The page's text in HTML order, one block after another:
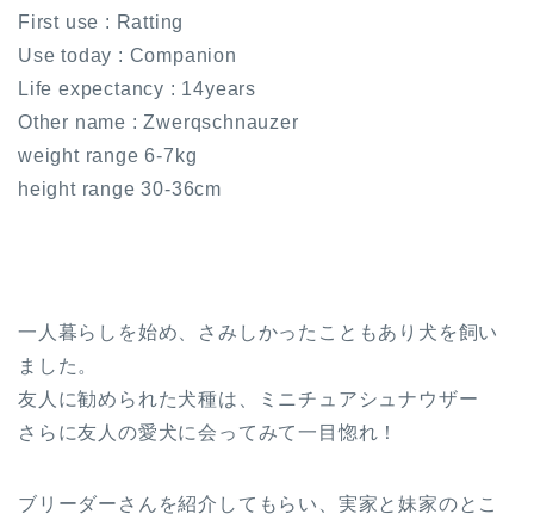
First use : Ratting
Use today : Companion
Life expectancy : 14years
Other name : Zwerqschnauzer
weight range 6-7kg
height range 30-36cm
一人暮らしを始め、さみしかったこともあり犬を飼い
ました。
友人に勧められた犬種は、ミニチュアシュナウザー
さらに友人の愛犬に会ってみて一目惚れ！
ブリーダーさんを紹介してもらい、実家と妹家のとこ